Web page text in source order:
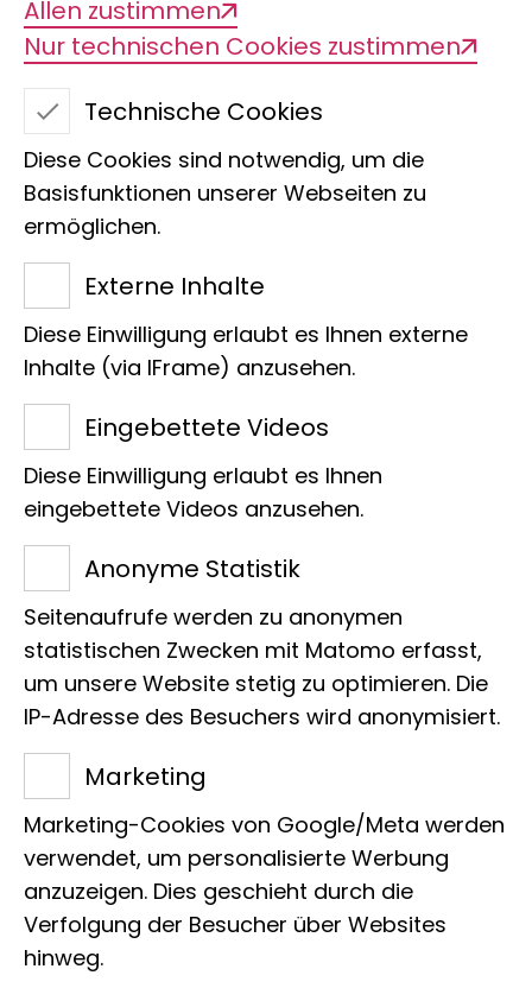
Kindergeburtstag:
Eine Reise nach Afrika
Habt ihr schon mal Elefanten, Giraffen
und Löwen aus nächster Nähe
betrachtet oder die Haut einer
Felsenpython und das Fell eines
Leoparden berührt? Hier im Museum
Koenig habt ihr die Gelegenheit dazu
und erhaltet darüber hinaus viele
spannende Informationen zu den
Bewohnern der afrikanischen Savanne.
Im Workshop schlüpfen wir in die Rolle
eines afrikanischen Tieres und basteln
Tiermasken.
Art
Führung, Workshop
Zielgruppe
Kinder
Altersstufe
Allen zustimmen
Nur technischen Cookies zustimmen
Technische Cookies
Diese Cookies sind notwendig, um die
Basisfunktionen unserer Webseiten zu
ermöglichen.
Externe Inhalte
Diese Einwilligung erlaubt es Ihnen externe
Inhalte (via IFrame) anzusehen.
Eingebettete Videos
Diese Einwilligung erlaubt es Ihnen
eingebettete Videos anzusehen.
Anonyme Statistik
Seitenaufrufe werden zu anonymen
statistischen Zwecken mit Matomo erfasst,
um unsere Website stetig zu optimieren. Die
IP-Adresse des Besuchers wird anonymisiert.
Marketing
Marketing-Cookies von Google/Meta werden
verwendet, um personalisierte Werbung
anzuzeigen. Dies geschieht durch die
Verfolgung der Besucher über Websites
hinweg.